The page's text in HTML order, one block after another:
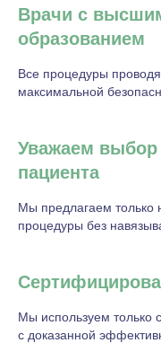
Врачи с
образованием
Все процедуры
максимальной
Уважаем выбор
пациента
Мы предлагаем
процедуры без
Мы используем только
с доказанной